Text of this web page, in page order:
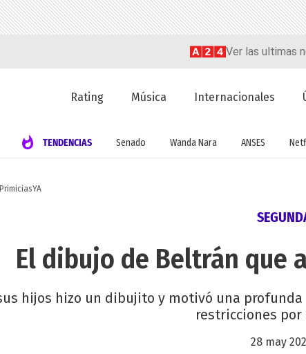
Ver las ultimas
Rating Música Internacionales
TENDENCIAS Senado Wanda Nara ANSES
PrimiciasYA
El dibujo de Beltrán que
hijos hizo un dibujito y motivó una
restricciones por
28 may